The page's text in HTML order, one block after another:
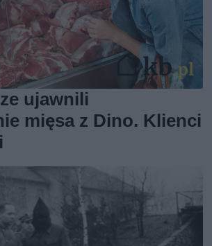
ujawnili
mięsa z Dino. Klienci